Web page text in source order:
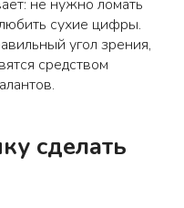
не нужно ломать
сухие цифры.
угол зрения,
средством
сделать